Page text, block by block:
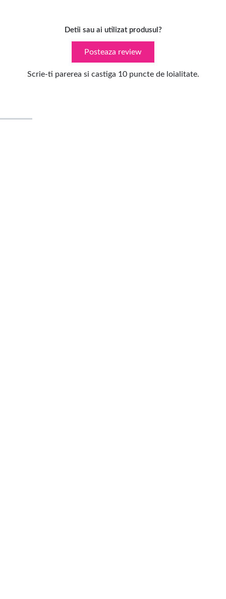
Detii sau ai utilizat produsul?
Posteaza review
Scrie-ti parerea si castiga 10 puncte de loialitate.